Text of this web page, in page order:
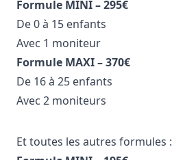
Formule MINI – 295€
De 0 à 15 enfants
Avec 1 moniteur
Formule MAXI – 370€
De 16 à 25 enfants
Avec 2 moniteurs
Et toutes les autres formules :